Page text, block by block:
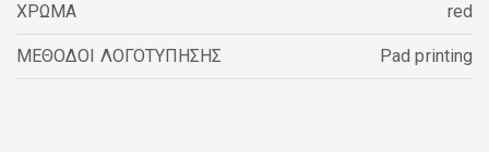
ΧΡΩΜΑ red
ΜΕΘΟΔΟΙ ΛΟΓΟΤΥΠΗΣΗΣ Pad printing